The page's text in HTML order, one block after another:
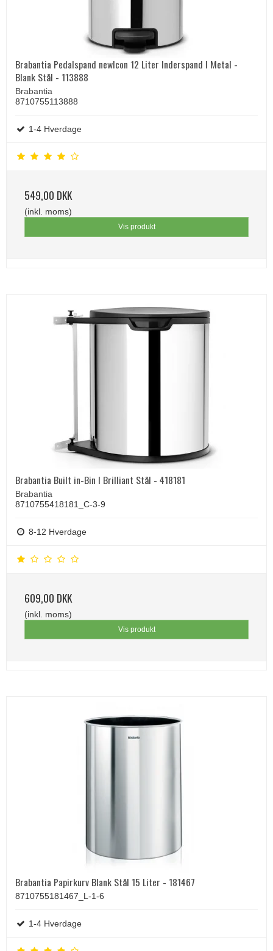
Brabantia Pedalspand newIcon 12 Liter Inderspand I Metal -
Blank Stål - 113888
Brabantia
8710755113888
1-4 Hverdage
549,00 DKK
(inkl. moms)
Vis produkt
Brabantia Built in-Bin I Brilliant Stål - 418181
Brabantia
8710755418181_C-3-9
8-12 Hverdage
609,00 DKK
(inkl. moms)
Vis produkt
Brabantia Papirkurv Blank Stål 15 Liter - 181467
8710755181467_L-1-6
1-4 Hverdage